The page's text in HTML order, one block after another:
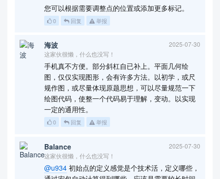
您可以根据需要调整点的位置或添加更多标记。
0 回复 举报
海波
2025-07-30
这家伙很懒，什么也没写！
手机真不方便。部分斜杠自已补上。平面几何绘
图，仅仅实现图形，会有许多方法。以初学，或尺
规作图，或尽量体现原题思想，可以尽量规范一下
绘图代码，使整一个代码易于理解，变动。以实现
一定的通用性。
0 回复 举报
Balance
2025-07-30
这家伙很懒，什么也没写！
@u934 初始点的定义感觉是个技术活，定义哪些，